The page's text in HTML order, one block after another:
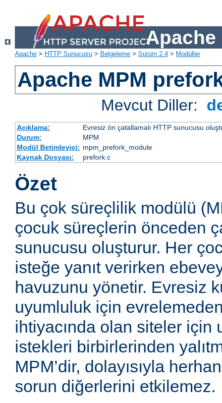
Apache
Apache > HTTP Sunucusu > Belgeleme > Sürüm 2.4 > Modüller
Apache MPM
Mevcut Diller:
Açıklama:
Evresiz ön çatallamalı HTTP sunucusu
Durum:
MPM
Modül Betimleyici: mpm_prefork_module
Kaynak Dosyası:
prefork.c
Özet
Bu çok süreçlilik modülü
çocuk süreçlerin önceden
sunucusu oluşturur. Her
isteğe yanıt verirken
havuzunu yönetir. Evresiz
uyumluluk için
ihtiyacında olan siteler için
istekleri birbirlerinden
MPM’dir, dolayısıyla
sorun diğerlerini etkilemez.